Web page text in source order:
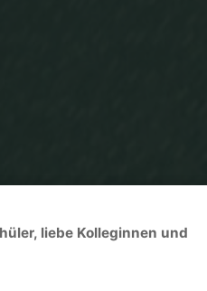
liebe Kolleginnen und